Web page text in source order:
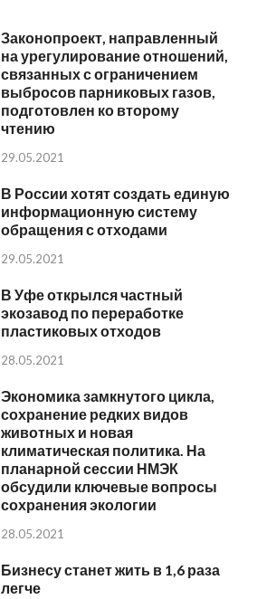
Законопроект, направленный
на урегулирование отношений,
связанных с ограничением
выбросов парниковых газов,
подготовлен ко второму
чтению
29.05.2021
В России хотят создать единую
информационную систему
обращения с отходами
29.05.2021
В Уфе открылся частный
экозавод по переработке
пластиковых отходов
28.05.2021
Экономика замкнутого цикла,
сохранение редких видов
животных и новая
климатическая политика. На
планарной сессии НМЭК
обсудили ключевые вопросы
сохранения экологии
28.05.2021
Бизнесу станет жить в 1,6 раза
легче